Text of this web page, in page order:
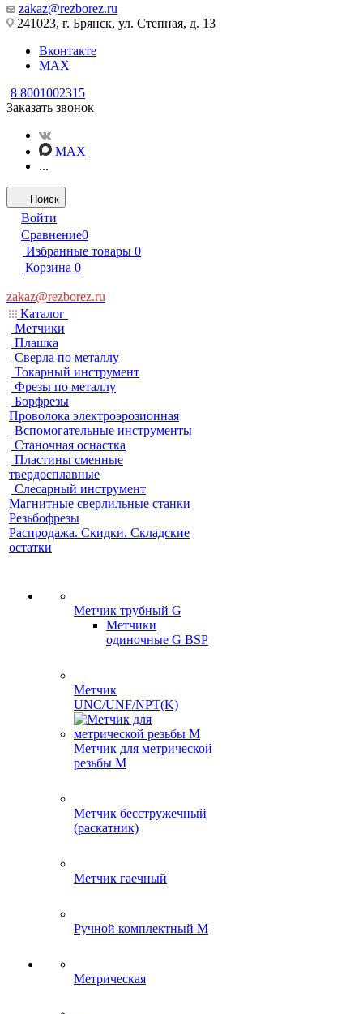
zakaz@rezborez.ru
241023, г. Брянск, ул. Степная, д. 13
Вконтакте
MAX
8 8001002315
Заказать звонок
MAX
...
Поиск
Войти
Сравнение0
Избранные товары 0
Корзина 0
zakaz@rezborez.ru
Каталог
Метчики
Плашка
Сверла по металлу
Токарный инструмент
Фрезы по металлу
Борфрезы
Проволока электроэрозионная
Вспомогательные инструменты
Станочная оснастка
Пластины сменные
твердосплавные
Слесарный инструмент
Магнитные сверлильные станки
Резьбофрезы
Распродажа. Скидки. Складские
остатки
Метчик трубный G
Метчики
одиночные G BSP
Метчик
UNC/UNF/NPT(K)
Метчик для метрической
резьбы M
Метчик бесстружечный
(раскатник)
Метчик гаечный
Ручной комплектный M
Метрическая